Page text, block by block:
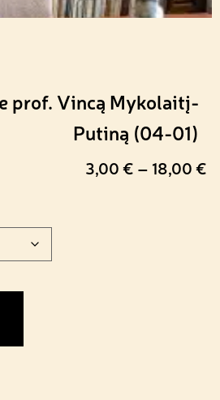
prof. Vincą Mykolaitį-
Putiną (04-01)
3,00€ – 18,00€